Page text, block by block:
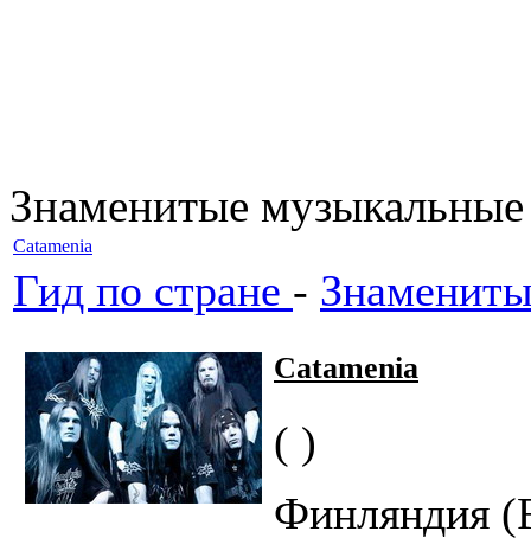
Знаменитые
Catamenia
Гид по стране -
Catamenia
( )
Финляндия